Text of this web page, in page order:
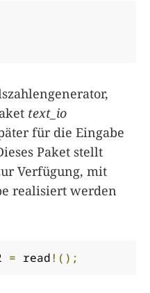
text_io
für die Eingabe
Paket stellt
Verfügung, mit
realisiert werden
= read!();